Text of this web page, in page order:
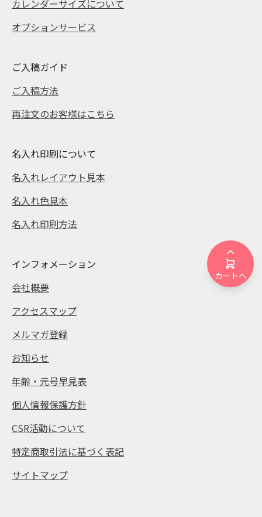
カートへ
カレンダーサイズについて
オプションサービス
ご入稿ガイド
ご入稿方法
再注文のお客様はこちら
名入れ印刷について
名入れレイアウト見本
名入れ色見本
名入れ印刷方法
インフォメーション
会社概要
アクセスマップ
メルマガ登録
お知らせ
年齢・元号早見表
個人情報保護方針
CSR活動について
特定商取引法に基づく表記
サイトマップ